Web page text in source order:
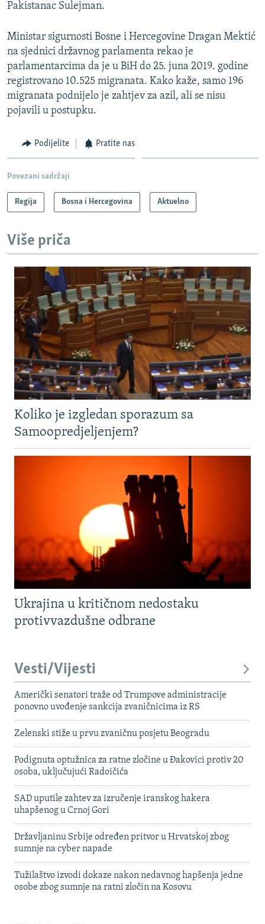
Pakistanac Sulejman.
Ministar sigurnosti Bosne i Hercegovine Dragan Mektić
na sjednici državnog parlamenta rekao je
parlamentarcima da je u BiH do 25. juna 2019. godine
registrovano 10.525 migranata. Kako kaže, samo 196
migranata podnijelo je zahtjev za azil, ali se nisu
pojavili u postupku.
Podijelite Pratite nas
Povezani sadržaji
Regija Bosna i Hercegovina Aktuelno
Više priča
Koliko je izgledan sporazum sa
Samoopredjeljenjem?
Ukrajina u kritičnom nedostaku
protivvazdušne odbrane
Vesti/Vijesti
Američki senatori traže od Trumpove administracije
ponovno uvođenje sankcija zvaničnicima iz RS
Zelenski stiže u prvu zvaničnu posjetu Beogradu
Podignuta optužnica za ratne zločine u Đakovici protiv 20
osoba, uključujući Radoičića
SAD uputile zahtev za izručenje iranskog hakera
uhapšenog u Crnoj Gori
Državljaninu Srbije određen pritvor u Hrvatskoj zbog
sumnje na cyber napade
Tužilaštvo izvodi dokaze nakon nedavnog hapšenja jedne
osobe zbog sumnje na ratni zločin na Kosovu